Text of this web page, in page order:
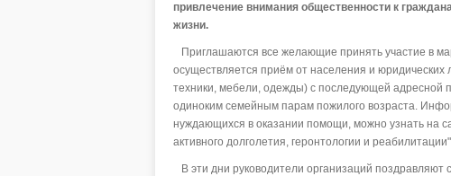
привлечение внимания общественности к
жизни.
Приглашаются все желающие принять участие в
осуществляется приём от населения и
техники, мебели, одежды) с последующей адресной
одиноким семейным парам пожилого возраста.
нуждающихся в оказании помощи, можно узнать на
активного долголетия, геронтологии и
В эти дни руководители организаций